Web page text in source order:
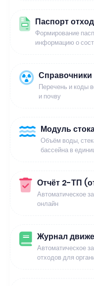
Паспорт
Формирование
информацию о
Перечень и коды
и почву
Модуль
Объём воды,
бассейна в
Отчёт 2-ТП
Автоматическое
онлайн
Журнал
Автоматическое
отходов для